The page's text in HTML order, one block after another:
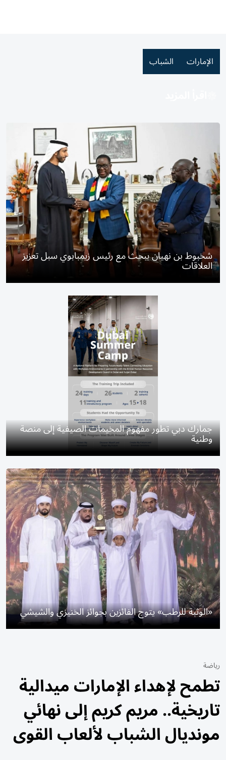
الإمارات الشباب
شخبوط بن نهيان يبحث مع رئيس زيمبابوي سبل تعزيز
العلاقات
جمارك دبي تطور مفهوم المخيمات الصيفية إلى منصة
وطنية
«الوثبة للرطب» يتوج الفائزين بجوائز الخنيزي والشيشي
رياضة
تطمح لإهداء الإمارات ميدالية
تاريخية.. مريم كريم إلى نهائي
مونديال الشباب لألعاب القوى